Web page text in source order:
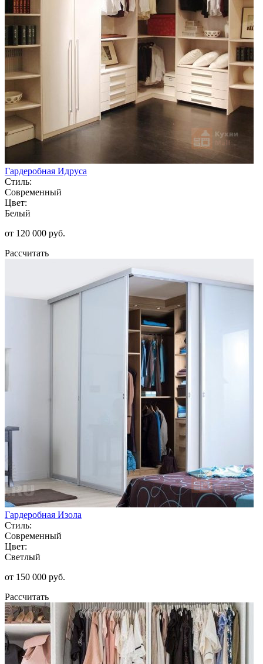
Гардеробная Идруса
Стиль:
Современный
Цвет:
Белый
от 120 000 руб.
Рассчитать
Гардеробная Изола
Стиль:
Современный
Цвет:
Светлый
от 150 000 руб.
Рассчитать